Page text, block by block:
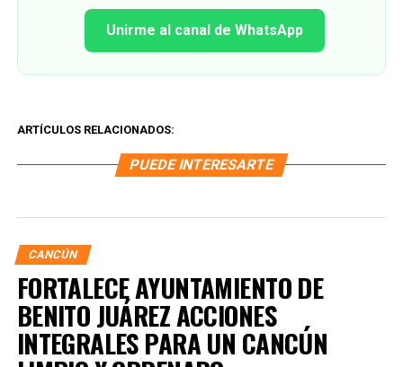
Unirme al canal de WhatsApp
ARTÍCULOS RELACIONADOS:
PUEDE INTERESARTE
CANCÚN
FORTALECE AYUNTAMIENTO DE
BENITO JUÁREZ ACCIONES
INTEGRALES PARA UN CANCÚN